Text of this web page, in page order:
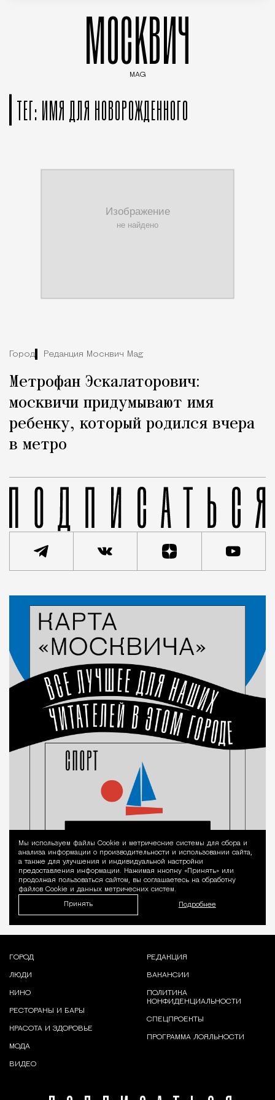
МОСКВИЧ
MAG
ТЕГ: ИМЯ ДЛЯ НОВОРОЖДЕННОГО
Город Редакция Москвич Mag
Метрофан Эскалаторович:
москвичи придумывают имя
ребенку, который родился вчера
в метро
Уведомление
Мы используем файлы Сookie и метрические системы для сбора и
анализа информации о производительности и использовании сайта,
а также для улучшения и индивидуальной настройки
предоставления информации. Нажимая кнопку «Принять» или
продолжая пользоваться сайтом, вы соглашаетесь на обработку
файлов Cookie и данных метрических систем.
Принять Подробнее
ГОРОД
ЛЮДИ
КИНО
РЕСТОРАНЫ И БАРЫ
КРАСОТА И ЗДОРОВЬЕ
МОДА
ВИДЕО
РЕДАКЦИЯ
ВАКАНСИИ
ПОЛИТИКА
КОНФИДЕНЦИАЛЬНОСТИ
СПЕЦПРОЕКТЫ
ПРОГРАММА ЛОЯЛЬНОСТИ